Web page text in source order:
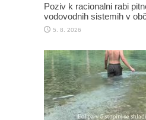
Poziv k racionalni rabi
vodovodnih sistemih v
5. 8. 2026